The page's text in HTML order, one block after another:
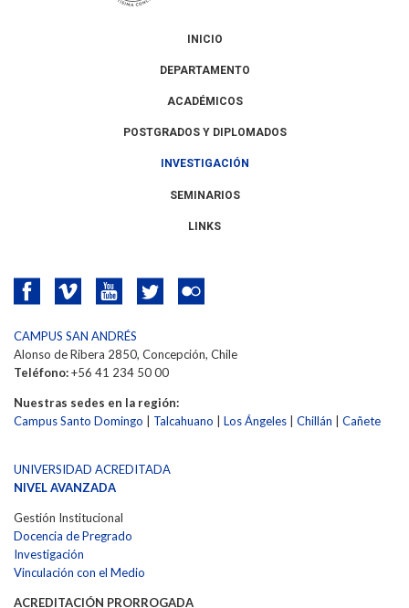
INICIO
DEPARTAMENTO
ACADÉMICOS
POSTGRADOS Y DIPLOMADOS
INVESTIGACIÓN
SEMINARIOS
LINKS
CAMPUS SAN ANDRÉS
Alonso de Ribera 2850, Concepción, Chile
Teléfono:+56 41 234 50 00
Nuestras sedes en la región:
Campus Santo Domingo
Talcahuano Los Ángeles Chillán Cañete
UNIVERSIDAD ACREDITADA
NIVEL AVANZADA
Gestión Institucional
Docencia de Pregrado
Investigación
Vinculación con el Medio
ACREDITACIÓN PRORROGADA